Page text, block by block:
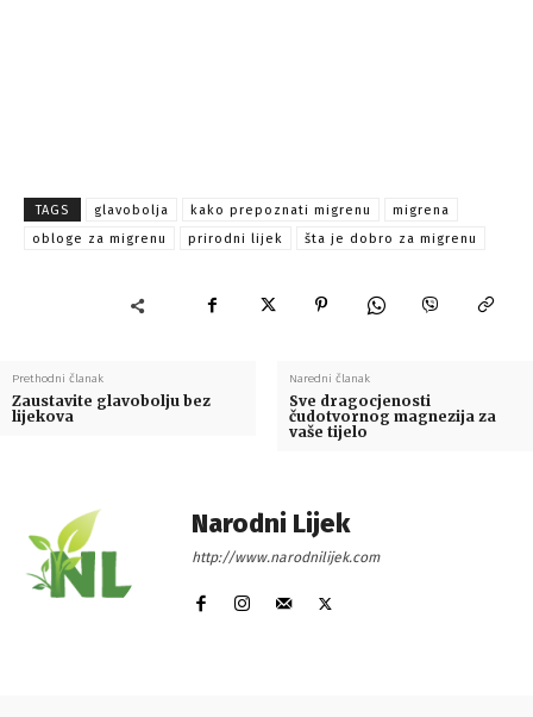
TAGS glavobolja kako prepoznati migrenu
migrena
obloge za migrenu
prirodni lijek šta je dobro za migrenu
Prethodni članak
Zaustavite glavobolju bez
lijekova
Naredni članak
Sve dragocjenosti
čudotvornog magnezija za
vaše tijelo
Narodni Lijek
http://www.narodnilijek.com